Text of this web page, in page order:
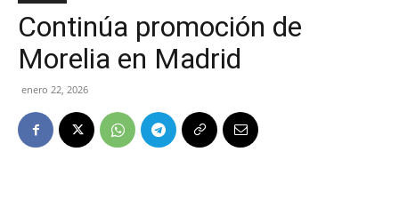
Continúa promoción de
Morelia en Madrid
enero 22, 2026